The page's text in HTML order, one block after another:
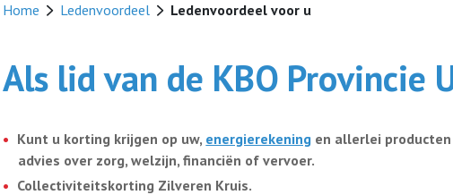
Home Ledenvoordeel Ledenvoordeel voor u
Als lid van de KBO Provincie
Kunt u korting krijgen op uw, energierekening en allerlei
advies over zorg, welzijn, financiën of vervoer.
Collectiviteitskorting Zilveren Kruis.